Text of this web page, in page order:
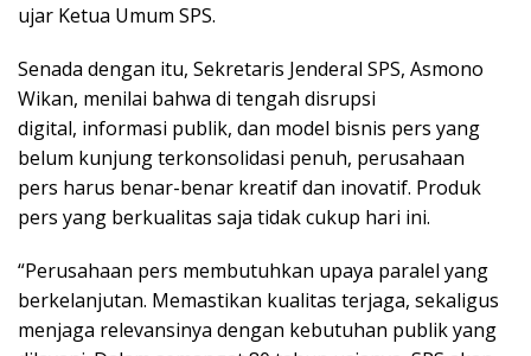
ujar Ketua Umum SPS.
Senada dengan itu, Sekretaris Jenderal SPS, Asmono
Wikan, menilai bahwa di tengah disrupsi
digital, informasi publik, dan model bisnis pers yang
belum kunjung terkonsolidasi penuh, perusahaan
pers harus benar-benar kreatif dan inovatif. Produk
pers yang berkualitas saja tidak cukup hari ini.
“Perusahaan pers membutuhkan upaya paralel yang
berkelanjutan. Memastikan kualitas terjaga, sekaligus
menjaga relevansinya dengan kebutuhan publik yang